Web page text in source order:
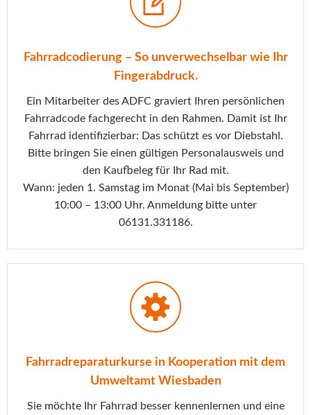
Fahrradcodierung – So unverwechselbar wie Ihr
Fingerabdruck.
Ein Mitarbeiter des ADFC graviert Ihren persönlichen
Fahrradcode fachgerecht in den Rahmen. Damit ist Ihr
Fahrrad identifizierbar: Das schützt es vor Diebstahl.
Bitte bringen Sie einen gültigen Personalausweis und
den Kaufbeleg für Ihr Rad mit.
Wann: jeden 1. Samstag im Monat (Mai bis September)
10:00 – 13:00 Uhr. Anmeldung bitte unter
06131.331186.
Fahrradreparaturkurse in Kooperation mit dem
Umweltamt Wiesbaden
Sie möchte Ihr Fahrrad besser kennenlernen und eine